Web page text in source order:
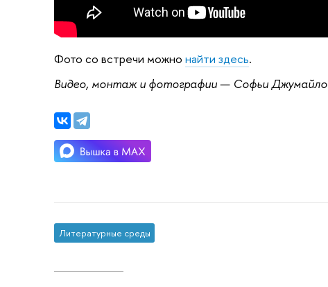
Фото со встречи можнонайти здесь.
Видео, монтаж и фотографии — Софьи Джумайло
Литературные среды